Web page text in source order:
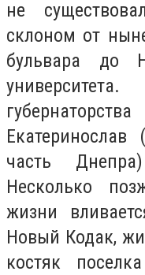
не
склоном от
бульвара до
часть
Несколько
жизни
Новый Кодак,
костяк